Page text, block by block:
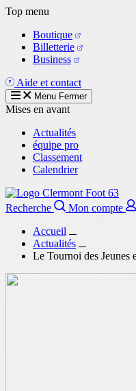
Aller
contenu
principal
Top menu
Boutique
Billetterie
Business
Aide et contact
Menu Fermer
Mises en avant
Actualités
équipe pro
Classement
Calendrier
Recherche
Mon compte
Accueil
Actualités
Le Tournoi des Jeunes